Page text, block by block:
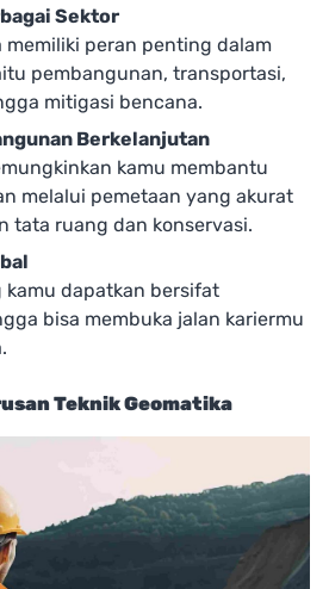
Sektor
memiliki peran penting dalam
pembangunan, transportasi,
mitigasi bencana.
Berkelanjutan
kamu membantu
melalui pemetaan yang akurat
tata ruang dan konservasi.
kamu dapatkan bersifat
bisa membuka jalan kariermu
Teknik Geomatika